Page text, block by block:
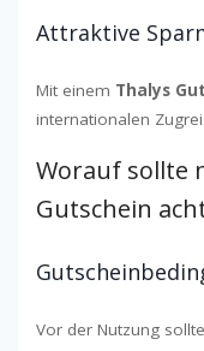
Attraktive
Mit einem Thalys
internationalen
Worauf sollte
Gutschein
Vor der Nutzung